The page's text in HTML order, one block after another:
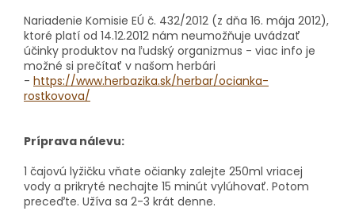
Nariadenie Komisie EÚ č. 432/2012 (z dňa 16. mája 2012),
ktoré platí od 14.12.2012 nám neumožňuje uvádzať
účinky produktov na ľudský organizmus - viac info je
možné si prečítať v našom herbári
- https://www.herbazika.sk/herbar/ocianka-
rostkovova/
Príprava nálevu:
1 čajovú lyžičku vňate očianky zalejte 250ml vriacej
vody a prikryté nechajte 15 minút vylúhovať. Potom
preceďte. Užíva sa 2-3 krát denne.